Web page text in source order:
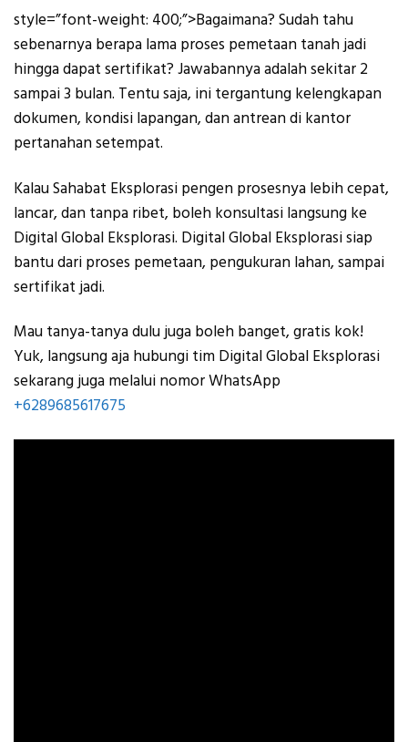
style=”font-weight: 400;”>Bagaimana? Sudah tahu
sebenarnya berapa lama proses pemetaan tanah jadi
hingga dapat sertifikat? Jawabannya adalah sekitar 2
sampai 3 bulan. Tentu saja, ini tergantung kelengkapan
dokumen, kondisi lapangan, dan antrean di kantor
pertanahan setempat.
Kalau Sahabat Eksplorasi pengen prosesnya lebih cepat,
lancar, dan tanpa ribet, boleh konsultasi langsung ke
Digital Global Eksplorasi. Digital Global Eksplorasi siap
bantu dari proses pemetaan, pengukuran lahan, sampai
sertifikat jadi.
Mau tanya-tanya dulu juga boleh banget, gratis kok!
Yuk, langsung aja hubungi tim Digital Global Eksplorasi
sekarang juga melalui nomor WhatsApp
+6289685617675